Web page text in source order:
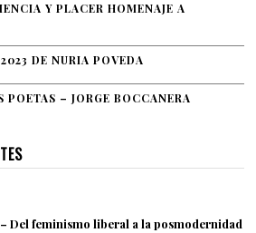
Y PLACER HOMENAJE A
DE NURIA POVEDA
POETAS – JORGE BOCCANERA
Del feminismo liberal a la posmodernidad